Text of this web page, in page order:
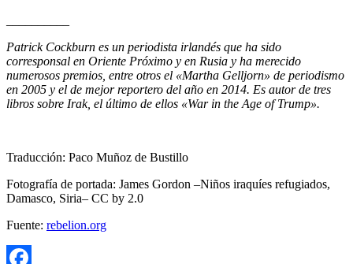
Patrick Cockburn es un periodista irlandés que ha sido
corresponsal en Oriente Próximo y en Rusia y ha merecido
numerosos premios, entre otros el «Martha Gelljorn» de periodismo
en 2005 y el de mejor reportero del año en 2014. Es autor de tres
libros sobre Irak, el último de ellos «War in the Age of Trump».
Traducción: Paco Muñoz de Bustillo
Fotografía de portada: James Gordon –Niños iraquíes refugiados,
Damasco, Siria– CC by 2.0
Fuente: rebelion.org